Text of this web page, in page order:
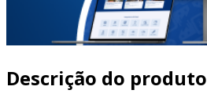
Descrição do produto